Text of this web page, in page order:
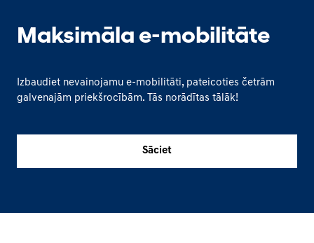
Maksimāla e-mobilitāte
Izbaudiet nevainojamu e-mobilitāti, pateicoties četrām
galvenajām priekšrocībām. Tās norādītas tālāk!
Sāciet